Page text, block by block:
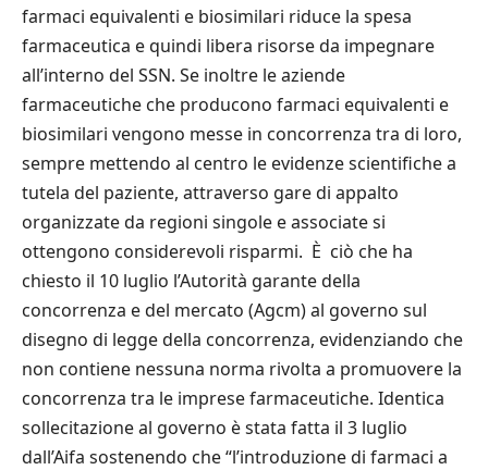
farmaci equivalenti e biosimilari riduce la spesa
farmaceutica e quindi libera risorse da impegnare
all’interno del SSN. Se inoltre le aziende
farmaceutiche che producono farmaci equivalenti e
biosimilari vengono messe in concorrenza tra di loro,
sempre mettendo al centro le evidenze scientifiche a
tutela del paziente, attraverso gare di appalto
organizzate da regioni singole e associate si
ottengono considerevoli risparmi. È ciò che ha
chiesto il 10 luglio l’Autorità garante della
concorrenza e del mercato (Agcm) al governo sul
disegno di legge della concorrenza, evidenziando che
non contiene nessuna norma rivolta a promuovere la
concorrenza tra le imprese farmaceutiche. Identica
sollecitazione al governo è stata fatta il 3 luglio
dall’Aifa sostenendo che “l’introduzione di farmaci a